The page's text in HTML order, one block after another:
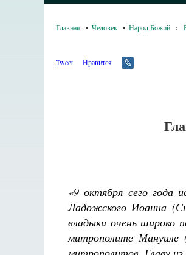
Главная Человек Народ Божий :
Tweet Нравится
«9 октября сего года
Ладожского Иоанна
владыки очень широко
митрополите Мануиле